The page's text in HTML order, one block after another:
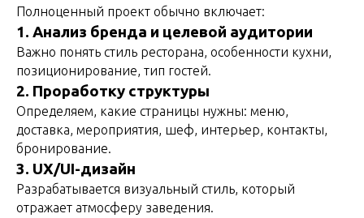
Полноценный проект обычно включает:
1. Анализ бренда и целевой аудитории
Важно понять стиль ресторана, особенности кухни,
позиционирование, тип гостей.
2. Проработку структуры
Определяем, какие страницы нужны: меню,
доставка, мероприятия, шеф, интерьер, контакты,
бронирование.
3. UX/UI-дизайн
Разрабатывается визуальный стиль, который
отражает атмосферу заведения.